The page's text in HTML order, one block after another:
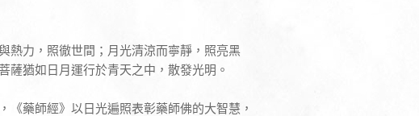
熱力，照徹世間；月光清涼而寧靜，照亮黑
薩猶如日月運行於青天之中，散發光明。
《藥師經》以日光遍照表彰藥師佛的大智慧，